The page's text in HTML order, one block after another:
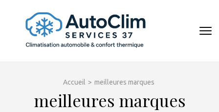
contenu
(Pressez
Accueil > meilleures marques
meilleures marques